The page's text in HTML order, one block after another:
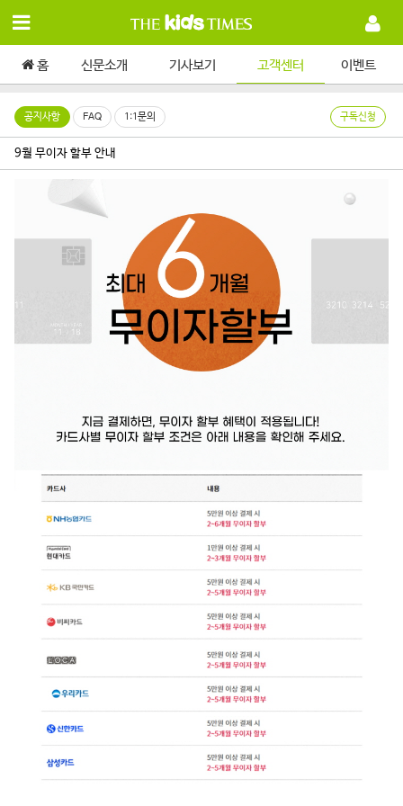
홈 신문소개 기사보기 고객센터 이벤트
공지사항 FAQ 1:1문의 구독신청
9월 무이자 할부 안내